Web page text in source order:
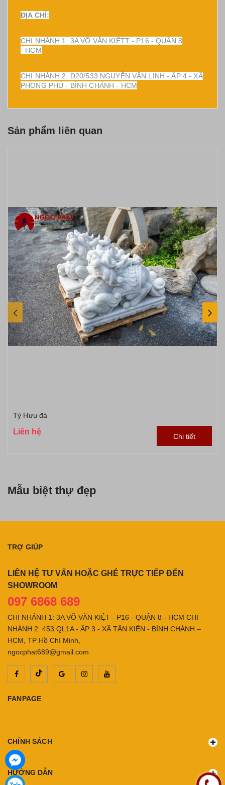
ĐỊA CHỈ:
CHI NHÁNH 1: 3A VÕ VĂN KIỆTT - P16 - QUẬN 8
- HCM
CHI NHÁNH 2: D20/533 NGUYỄN VĂN LINH - ẤP 4 - XÃ
PHONG PHÚ - BÌNH CHÁNH - HCM
Sản phẩm liên quan
Tỳ Hưu đá
Liên hệ
Chi tiết
Mẫu biệt thự đẹp
TRỢ GIÚP
LIÊN HỆ TƯ VẤN HOẶC GHÉ TRỰC TIẾP ĐẾN
SHOWROOM
097 6868 689
CHI NHÁNH 1: 3A VÕ VĂN KIỆT - P16 - QUẬN 8 - HCM CHI
NHÁNH 2: 453 QL1A - ẤP 3 - XÃ TÂN KIÊN - BÌNH CHÁNH –
HCM, TP Hồ Chí Minh,
ngocphat689@gmail.com
FANPAGE
CHÍNH SÁCH
HƯỚNG DẪN